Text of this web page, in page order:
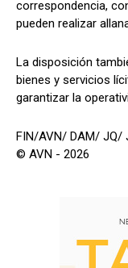
correspondencia,
pueden realizar
La disposición
bienes y servicios
garantizar la
FIN/AVN/ DAM/ JQ/
© AVN - 2026